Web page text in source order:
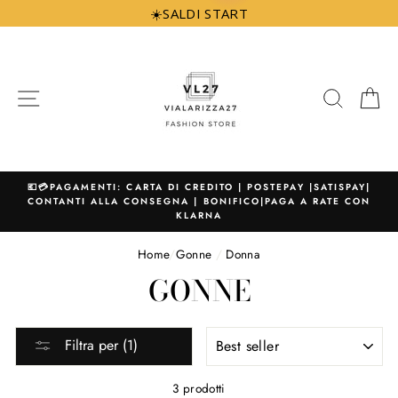
direttamente
☀️SALDI START
💶💳PAGAMENTI: CARTA DI CREDITO | POSTEPAY |SATISPAY|
CONTANTI ALLA CONSEGNA | BONIFICO|PAGA A RATE CON
KLARNA
Home/Gonne / Donna
GONNE
Filtra per (1)
PER
3 prodotti